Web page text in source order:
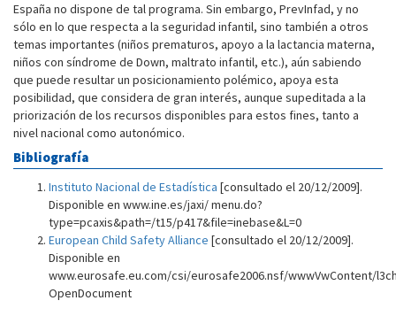
España no dispone de tal programa. Sin embargo, PrevInfad, y no
sólo en lo que respecta a la seguridad infantil, sino también a otros
temas importantes (niños prematuros, apoyo a la lactancia materna,
niños con síndrome de Down, maltrato infantil, etc.), aún sabiendo
que puede resultar un posicionamiento polémico, apoya esta
posibilidad, que considera de gran interés, aunque supeditada a la
priorización de los recursos disponibles para estos fines, tanto a
nivel nacional como autonómico.
Bibliografía
Instituto Nacional de Estadística [consultado el 20/12/2009].
Disponible en www.ine.es/jaxi/ menu.do?
type=pcaxis&path=/t15/p417&file=inebase&L=0
European Child Safety Alliance [consultado el 20/12/2009].
Disponible en
www.eurosafe.eu.com/csi/eurosafe2006.nsf/wwwVwContent/
OpenDocument